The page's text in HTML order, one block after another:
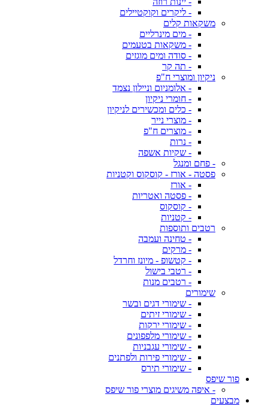
- ליקרים וקוקטיילים
משקאות קלים
- מים מינרליים
- משקאות בטעמים
- סודה ומים מוגזים
- תה קר
ניקיון ומוצרי ח"פ
- אלומניום וניילון נצמד
- חומרי ניקיון
- כלים ומכשירים לניקיון
- מוצרי נייר
- מוצרים ח"פ
- נרות
- שקיות אשפה
- פחם ומנגל
פסטה - אורז - קוסקוס וקטניות
- אורז
- פסטה ואטריות
- קוסקוס
- קטניות
רטבים ותוספות
- טחינה ועמבה
- מרקים
- קטשופ - מיונז וחרדל
- רטבי בישול
- רטבים מנות
שימורים
- שימורי דגים ובשר
- שימורי זיתים
- שימורי ירקות
- שימורי מלפפונים
- שימורי עגבניות
- שימורי פירות ולפתנים
- שימורי תירס
פור שיפס
- איפה משיגים מוצרי פור שיפס
מבצעים